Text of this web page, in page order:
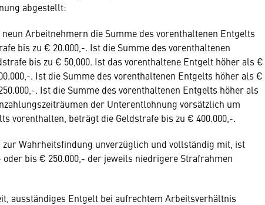
abgestellt:
Arbeitnehmern die Summe des vorenthaltenen Entgelts
bis zu € 20.000,-. Ist die Summe des vorenthaltenen
bis zu € 50,000. Ist das vorenthaltene Entgelt höher als €
. Ist die Summe des vorenthaltenen Entgelts höher als €
. Ist die Summe des vorenthaltenen Entgelts höher als
der Unterentlohnung vorsätzlich um
vorenthalten, beträgt die Geldstrafe bis zu € 400.000,-.
Wahrheitsfindung unverzüglich und vollständig mit, ist
bis € 250.000,- der jeweils niedrigere Strafrahmen
ausständiges Entgelt bei aufrechtem Arbeitsverhältnis